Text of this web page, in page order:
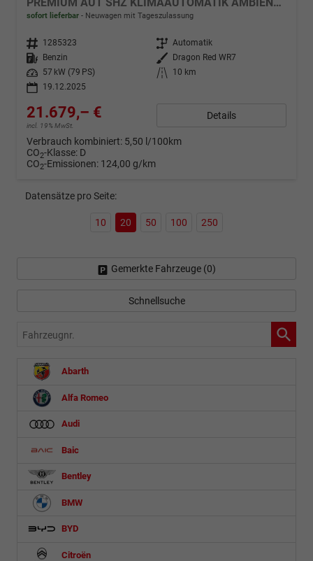
PREMIUM AUT SHZ KLIMAAUTOMATIK AMBIENTE ALU RFK PDC NAVI
sofort lieferbar Neuwagen mit Tageszulassung
Fahrzeugnr. 1285323 Getriebe Automatik
Kraftstoff
Benzin Außenfarbe
Dragon Red WR7
Leistung
57 kW (79 PS) Kilometerstand
10 km
19.12.2025
21.679,– €
incl. 19% MwSt.
Details
Verbrauch kombiniert: 5,50 l/100km
CO2-Klasse: D
CO2-Emissionen: 124,00 g/km
Datensätze pro Seite:
10 20 50 100 250
Gemerkte Fahrzeuge (0)
Schnellsuche
Fahrzeugnr.
Abarth
Alfa Romeo
Audi
Baic
Bentley
BMW
BYD
Citroën